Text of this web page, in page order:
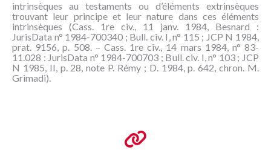
intrinsèques au testaments ou d’éléments extrinsèques
trouvant leur principe et leur nature dans ces éléments
intrinsèques (Cass. 1re civ., 11 janv. 1984, Besnard :
JurisData n° 1984-700340 ; Bull. civ. I, n° 115 ; JCP N 1984,
prat. 9156, p. 508. – Cass. 1re civ., 14 mars 1984, n° 83-
11.028 : JurisData n° 1984-700703 ; Bull. civ. I, n° 103 ; JCP
N 1985, II, p. 28, note P. Rémy ; D. 1984, p. 642, chron. M.
Grimadi).